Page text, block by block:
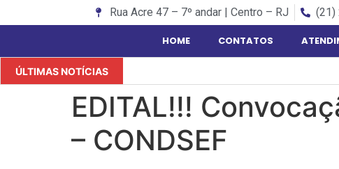
Rua Acre 47 – 7º andar | Centro – RJ (21)
ÚLTIMAS NOTÍCIAS
HOME CONTATOS
EDITAL!!!
– CONDSEF